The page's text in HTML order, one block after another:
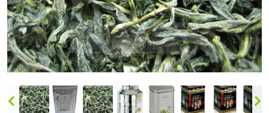
Doppelt antippen zum
vergrößern